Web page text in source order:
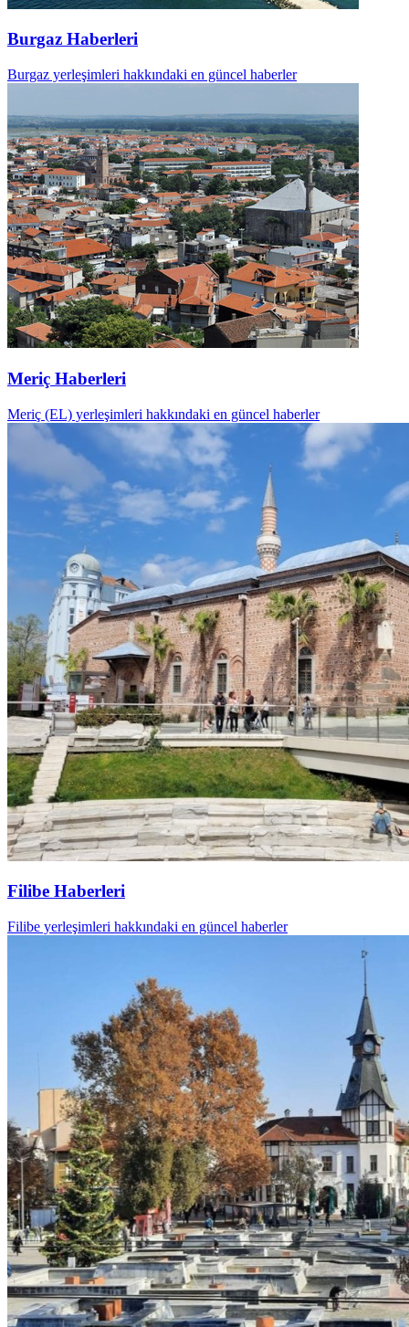
Burgaz Haberleri
Burgaz yerleşimleri hakkındaki en güncel haberler
Meriç Haberleri
Meriç (EL) yerleşimleri hakkındaki en güncel haberler
Filibe Haberleri
Filibe yerleşimleri hakkındaki en güncel haberler